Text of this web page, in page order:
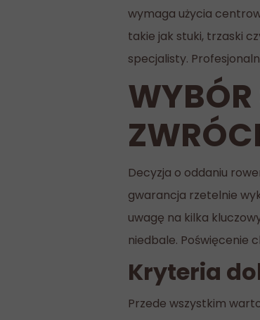
wymaga użycia
takie jak stuki, trzaski
specjalisty.
Decyzja o oddaniu
gwarancja rzetelnie
uwagę na kilka
niedbale. Poświęcenie
Kryteria
Przede wszystkim